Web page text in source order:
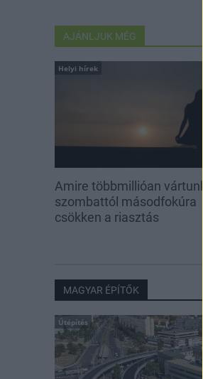
AJÁNLJUK MÉG
Helyi hírek
Amire többmillióan vártunk:
szombattól másodfokúra
csökken a riasztás
MAGYAR ÉPÍTŐK
Útépítés